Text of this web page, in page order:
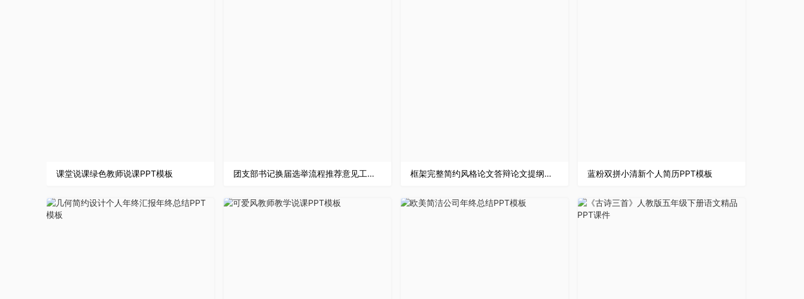
课堂说课绿色教师说课PPT模板 团支部书记换届选举流程推荐意见工作汇报专用PPT模板 框架完整简约风格论文答辩论文提纲格式PPT模板 蓝粉双拼小清新个人简历PPT模板